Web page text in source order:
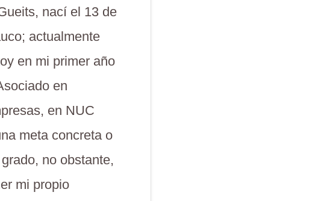
nací el 13 de
actualmente
en mi primer año
en
en NUC
meta concreta o
no obstante,
mi propio